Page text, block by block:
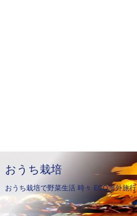
おうち栽培
おうち栽培で野菜生活 時々 ECO海外旅行